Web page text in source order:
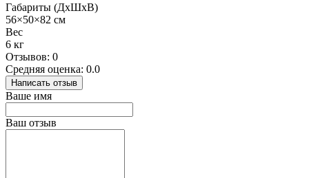
Габариты (ДхШхВ)
56×50×82 см
Вес
6 кг
Отзывов: 0
Средняя оценка: 0.0
Написать отзыв
Ваше имя
Ваш отзыв